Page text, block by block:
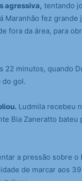
agressiva, tentando
Maranhão fez grande
fora da área, para
22 minutos, quando
do gol.
Ludmila recebeu
Bia Zaneratto bateu
a pressão sobre o
de marcar aos